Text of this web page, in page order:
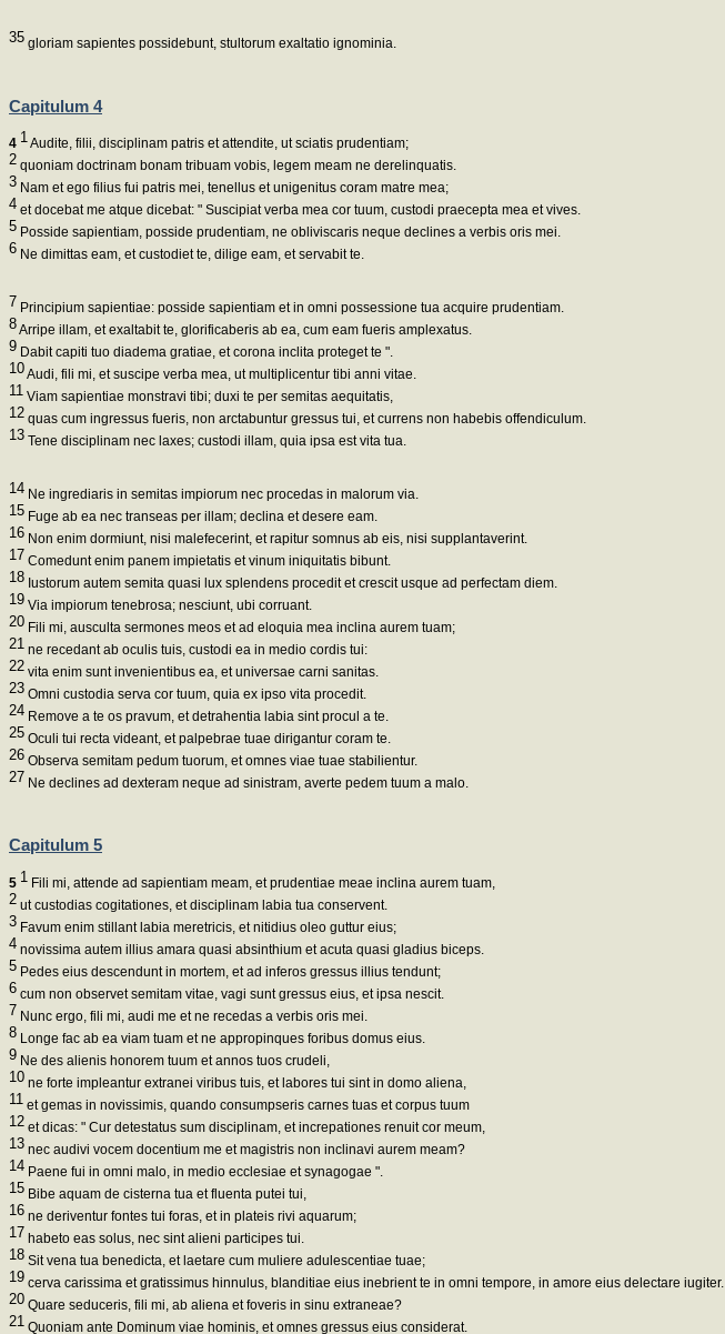
35 gloriam sapientes possidebunt, stultorum exaltatio ignominia.
Capitulum 4
4 1 Audite, filii, disciplinam patris et attendite, ut sciatis prudentiam;
2 quoniam doctrinam bonam tribuam vobis, legem meam ne derelinquatis.
3 Nam et ego filius fui patris mei, tenellus et unigenitus coram matre mea;
4 et docebat me atque dicebat: " Suscipiat verba mea cor tuum, custodi praecepta mea et vives.
5 Posside sapientiam, posside prudentiam, ne obliviscaris neque declines a verbis oris mei.
6 Ne dimittas eam, et custodiet te, dilige eam, et servabit te.
7 Principium sapientiae: posside sapientiam et in omni possessione tua acquire prudentiam.
8Arripe illam, et exaltabit te, glorificaberis ab ea, cum eam fueris amplexatus.
9 Dabit capiti tuo diadema gratiae, et corona inclita proteget te ".
10Audi, fili mi, et suscipe verba mea, ut multiplicentur tibi anni vitae.
11 Viam sapientiae monstravi tibi; duxi te per semitas aequitatis,
12 quas cum ingressus fueris, non arctabuntur gressus tui, et currens non habebis offendiculum.
13 Tene disciplinam nec laxes; custodi illam, quia ipsa est vita tua.
14 Ne ingrediaris in semitas impiorum nec procedas in malorum via.
15 Fuge ab ea nec transeas per illam; declina et desere eam.
16 Non enim dormiunt, nisi malefecerint, et rapitur somnus ab eis, nisi supplantaverint.
17 Comedunt enim panem impietatis et vinum iniquitatis bibunt.
18 Iustorum autem semita quasi lux splendens procedit et crescit usque ad perfectam diem.
19 Via impiorum tenebrosa; nesciunt, ubi corruant.
20 Fili mi, ausculta sermones meos et ad eloquia mea inclina aurem tuam;
21 ne recedant ab oculis tuis, custodi ea in medio cordis tui:
22 vita enim sunt invenientibus ea, et universae carni sanitas.
23 Omni custodia serva cor tuum, quia ex ipso vita procedit.
24 Remove a te os pravum, et detrahentia labia sint procul a te.
25 Oculi tui recta videant, et palpebrae tuae dirigantur coram te.
26 Observa semitam pedum tuorum, et omnes viae tuae stabilientur.
27 Ne declines ad dexteram neque ad sinistram, averte pedem tuum a malo.
Capitulum 5
5 1 Fili mi, attende ad sapientiam meam, et prudentiae meae inclina aurem tuam,
2 ut custodias cogitationes, et disciplinam labia tua conservent.
3 Favum enim stillant labia meretricis, et nitidius oleo guttur eius;
4 novissima autem illius amara quasi absinthium et acuta quasi gladius biceps.
5 Pedes eius descendunt in mortem, et ad inferos gressus illius tendunt;
6 cum non observet semitam vitae, vagi sunt gressus eius, et ipsa nescit.
7 Nunc ergo, fili mi, audi me et ne recedas a verbis oris mei.
8 Longe fac ab ea viam tuam et ne appropinques foribus domus eius.
9 Ne des alienis honorem tuum et annos tuos crudeli,
10 ne forte impleantur extranei viribus tuis, et labores tui sint in domo aliena,
11 et gemas in novissimis, quando consumpseris carnes tuas et corpus tuum
12 et dicas: " Cur detestatus sum disciplinam, et increpationes renuit cor meum,
13 nec audivi vocem docentium me et magistris non inclinavi aurem meam?
14 Paene fui in omni malo, in medio ecclesiae et synagogae ".
15 Bibe aquam de cisterna tua et fluenta putei tui,
16 ne deriventur fontes tui foras, et in plateis rivi aquarum;
17 habeto eas solus, nec sint alieni participes tui.
18 Sit vena tua benedicta, et laetare cum muliere adulescentiae tuae;
19 cerva carissima et gratissimus hinnulus, blanditiae eius inebrient te in omni tempore, in amore eius delectare iugiter.
20 Quare seduceris, fili mi, ab aliena et foveris in sinu extraneae?
21 Quoniam ante Dominum viae hominis, et omnes gressus eius considerat.